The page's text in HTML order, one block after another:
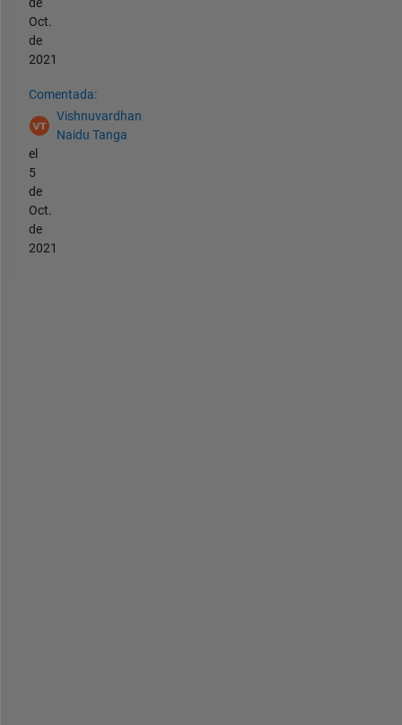
Oct.
de
2021
Comentada:
Vishnuvardhan
Naidu Tanga
el
5
de
Oct.
de
2021